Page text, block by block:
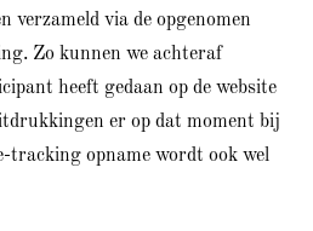
verzameld via de opgenomen
Zo kunnen we achteraf
heeft gedaan op de website
er op dat moment bij
tracking opname wordt ook wel